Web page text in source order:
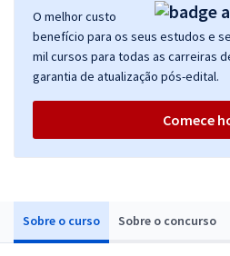
Sobre o curso Sobre o concurso
O melhor custo
benefício para os seus estudos e
mil cursos para todas as carreiras
garantia de atualização pós-edital.
Comece